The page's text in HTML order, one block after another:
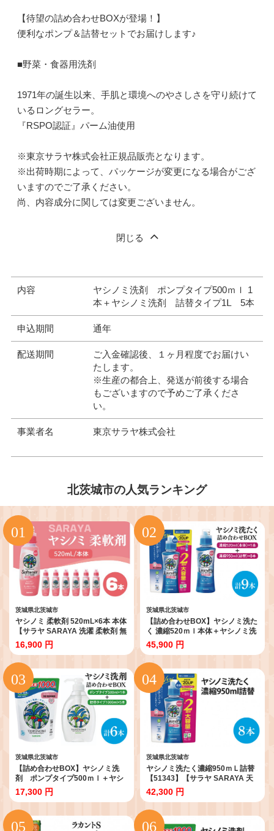
【待望の詰め合わせBOXが登場！】
便利なポンプ＆詰替セットでお届けします♪
■野菜・食器用洗剤
1971年の誕生以来、手肌と環境へのやさしさを守り続けて
いるロングセラー。
『RSPO認証』パーム油使用
※東京サラヤ株式会社正規品販売となります。
※出荷時期によって、パッケージが変更になる場合がござ
いますのでご了承ください。
尚、内容成分に関しては変更ございません。
閉じる
内容
ヤシノミ洗剤 ポンプタイプ500ｍｌ 1
本＋ヤシノミ洗剤 詰替タイプ1Ⅼ 5本
申込期間 通年
配送期間
ご入金確認後、１ヶ月程度でお届けい
たします。
※生産の都合上、発送が前後する場合
もございますので予めご了承くださ
い。
事業者名 東京サラヤ株式会社
北茨城市の人気ランキング
茨城県北茨城市
ヤシノミ 柔軟剤 520mL×6本 本体
【サラヤ SARAYA 洗濯 柔軟剤 無
香料 無添加 茨城県 北茨城市】
(CL78)
16,900 円
茨城県北茨城市
【詰め合わせBOX】ヤシノミ洗た
く 濃縮520ｍｌ本体＋ヤシノミ洗
たく 濃縮950ｍｌ詰替 8本【東京
サラヤ サラヤ 洗濯洗剤 洗濯 ボト
ル 本体 無添加 液体洗剤 衣類 ヤシ
ノミ洗剤 濃縮 洗濯用洗剤 衣類洗
剤 洗剤 衣類用 無香料 部屋干し す
すぎ1回 saraya 】(CL214-S-YL9)
45,900 円
茨城県北茨城市
【詰め合わせBOX】ヤシノミ洗
剤 ポンプタイプ500ｍｌ＋ヤシ
ノミ洗剤 詰替タイプ1L(CL309-
S-YD6)
17,300 円
茨城県北茨城市
ヤシノミ洗たく濃縮950ｍＬ詰替
【51343】【サラヤ SARAYA 天
然素材 洗濯洗剤 ボトル 本体 無添
加 液体洗剤 衣類 ヤシノミ洗剤 濃
縮 洗濯用洗剤 衣類洗剤 衣類用洗
剤 洗剤 洗濯 衣類用 無香料 部屋干
し すすぎ1回 saraya 茨城県 北茨
42,300 円